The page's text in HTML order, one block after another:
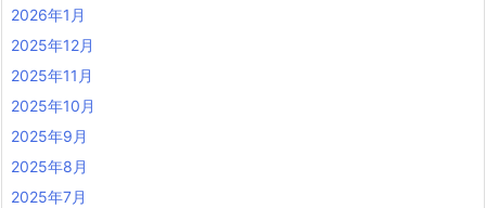
2026年1月
2025年12月
2025年11月
2025年10月
2025年9月
2025年8月
2025年7月